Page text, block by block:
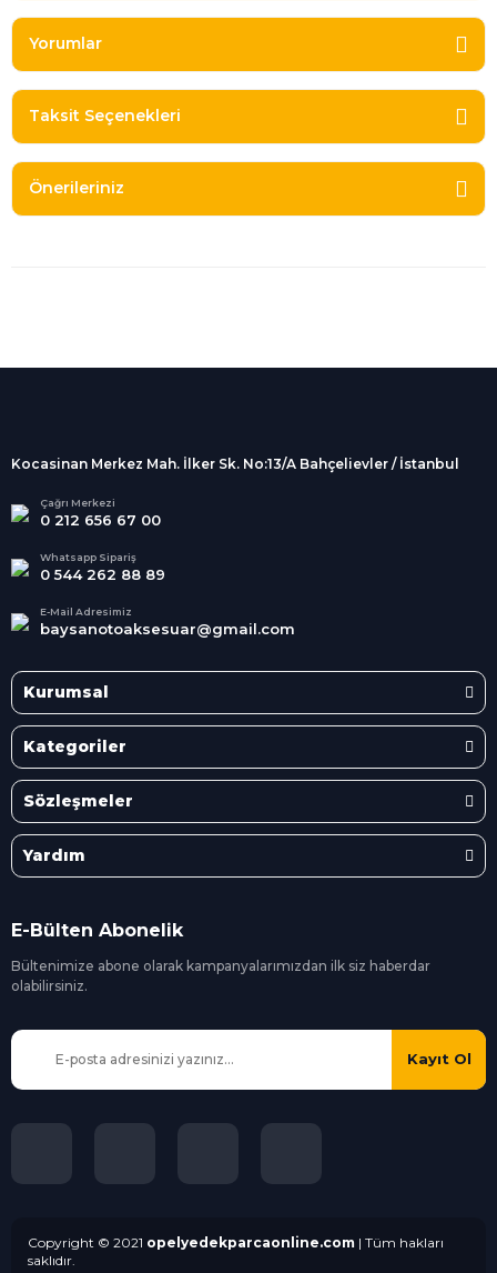
Yorumlar
Taksit Seçenekleri
Önerileriniz
Alışveriş
kargolanmaktadır.
Tüm Kredi Kartlarına taksit
seçenekleri
Kocasinan Merkez Mah. İlker Sk. No:13/A Bahçelievler / İstanbul
Çağrı Merkezi
0 212 656 67 00
Whatsapp Sipariş
0 544 262 88 89
E-Mail Adresimiz
baysanotoaksesuar@gmail.com
Kurumsal
Kategoriler
Sözleşmeler
Yardım
E-Bülten Abonelik
Bültenimize abone olarak kampanyalarımızdan ilk siz haberdar
olabilirsiniz.
Kayıt Ol
Copyright © 2021 opelyedekparcaonline.com | Tüm hakları
saklıdır.